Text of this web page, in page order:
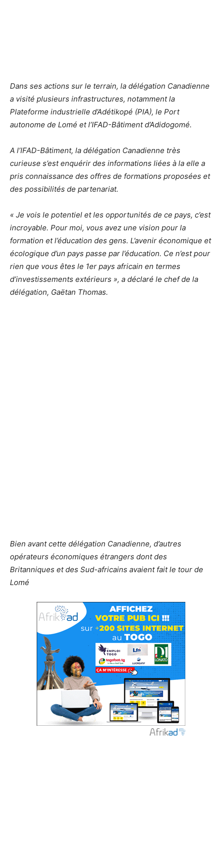
Dans ses actions sur le terrain, la délégation Canadienne
a visité plusieurs infrastructures, notamment la
Plateforme industrielle d’Adétikopé (PIA), le Port
autonome de Lomé et l’IFAD-Bâtiment d’Adidogomé.
A l’IFAD-Bâtiment, la délégation Canadienne très
curieuse s’est enquérir des informations liées à la elle a
pris connaissance des offres de formations proposées et
des possibilités de partenariat.
« Je vois le potentiel et les opportunités de ce pays, c’est
incroyable. Pour moi, vous avez une vision pour la
formation et l’éducation des gens. L’avenir économique et
écologique d’un pays passe par l’éducation. Ce n’est pour
rien que vous êtes le 1er pays africain en termes
d’investissements extérieurs », a déclaré le chef de la
délégation, Gaëtan Thomas.
Bien avant cette délégation Canadienne, d’autres
opérateurs économiques étrangers dont des
Britanniques et des Sud-africains avaient fait le tour de
Lomé